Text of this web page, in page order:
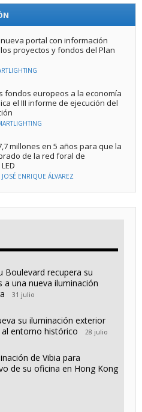
nueva portal con información
proyectos y fondos del Plan
fondos europeos a la economía
el III informe de ejecución del
millones en 5 años para que la
de la red foral de
JOSÉ ENRIQUE ÁLVAREZ
Boulevard recupera su
a una nueva iluminación
31 julio
su iluminación exterior
entorno histórico
28 julio
de Vibia para
de su oficina en Hong Kong